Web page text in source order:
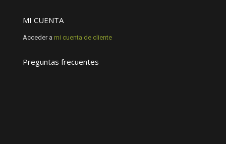
MI CUENTA
Acceder a mi cuenta de cliente
Preguntas frecuentes